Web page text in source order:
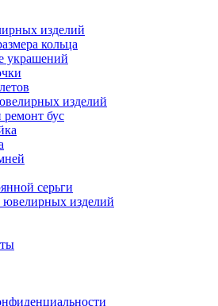
изделий
кольца
украшений
изделий
бус
серьги
ювелирных изделий